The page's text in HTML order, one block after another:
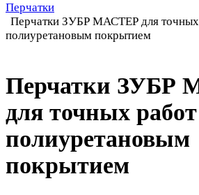
Перчатки
Перчатки ЗУБР МАСТЕР для точных
полиуретановым покрытием
Перчатки ЗУБР
для точных
полиуретановым
покрытием